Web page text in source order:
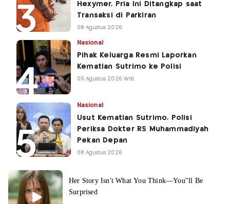
Hexymer, Pria Ini Ditangkap saat
Transaksi di Parkiran
08 Agustus 2026
Nasional
Pihak Keluarga Resmi Laporkan
Kematian Sutrimo ke Polisi
09 Agustus 2026 WIB
Nasional
Usut Kematian Sutrimo, Polisi
Periksa Dokter RS Muhammadiyah
Pekan Depan
08 Agustus 2026